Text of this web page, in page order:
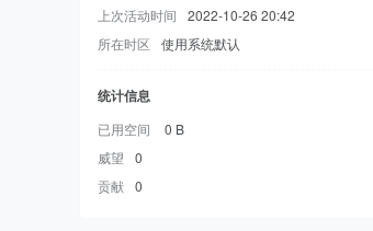
上次活动时间
2022-10-26 20:42
所在时区
使用系统默认
统计信息
已用空间 0 B
威望
0
贡献 0